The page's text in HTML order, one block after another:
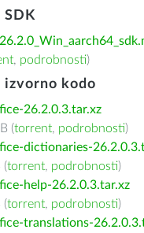
SDK
, podrobnosti)
izvorno kodo
26.2.0.3.tar.xz
(torrent, podrobnosti)
dictionaries-
(torrent, podrobnosti)
help-26.2.0.3.tar.xz
(torrent, podrobnosti)
translations-